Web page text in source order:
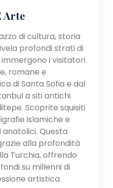
Arte
di cultura, storia
profondi strati di
i visitatori
romane e
di Santa Sofia e dal
a siti antichi
Scoprite squisiti
islamiche e
Questa
alla profondità
Turchia, offrendo
su millenni di
artistica.